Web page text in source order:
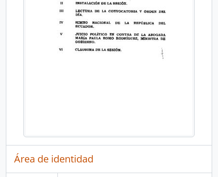
Área de identidad